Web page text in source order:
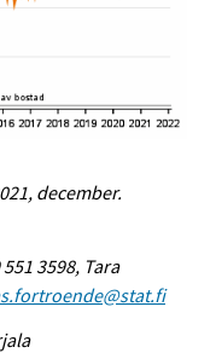
december.
3598, Tara